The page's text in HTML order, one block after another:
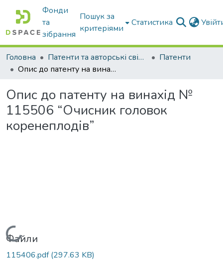
Фонди
та
зібрання
Пошук за
критеріями
Статистика
Головна Патенти та авторські свідоцтва
Патенти
Опис до патенту на винахід № 115506 “Очисник головок коренеплодів”
Опис до патенту на винахід №
115506 “Очисник головок
коренеплодів”
Вантажиться...
Файли
115406.pdf(297.63 KB)